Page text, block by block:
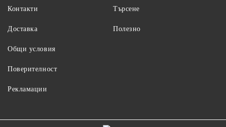
Контакти
Доставка
Търсене
Полезно
Общи условия
Поверителност
Рекламации